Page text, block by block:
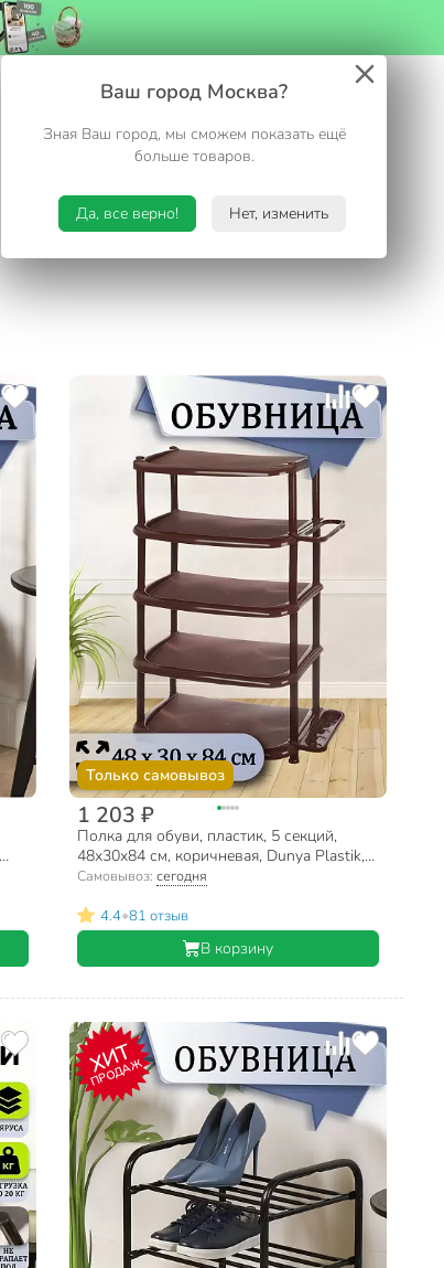
Ваш город Москва?
Зная Ваш город, мы сможем показать ещё
больше товаров.
Да, все верно! Нет, изменить
Корзина
САД И ОГОРОД ТУРИЗМ. ОТДЫХ НА ДАЧЕ
Только самовывоз
1 203 ₽
Полка для обуви, пластик, 5 секций,
48х30х84 см, коричневая, Dunya Plastik,
08002
Самовывоз:сегодня
4.4•81 отзыв
В корзину
ХИТ
ПРОДАЖ